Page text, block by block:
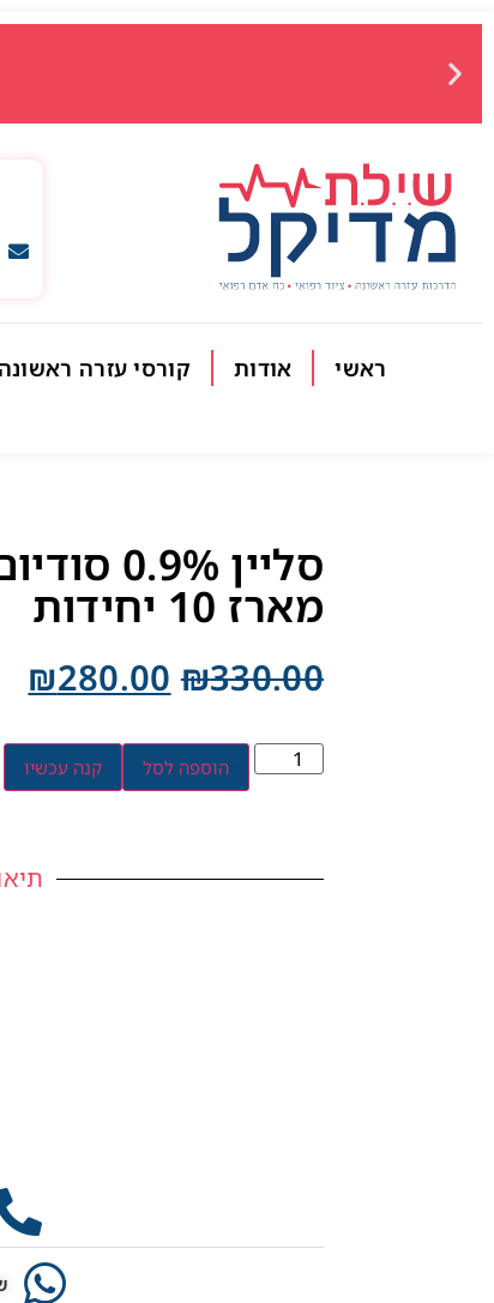
ראשי אודות קורסי עזרה ראשונה
מארז 10 יחידות
₪330.00
₪280.00
הוספה לסל קנה עכשיו